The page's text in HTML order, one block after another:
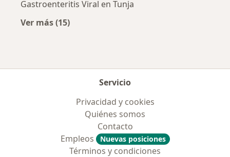
Gastroenteritis Viral en Tunja
Ver más (15)
Servicio
Privacidad y cookies
Quiénes somos
Contacto
Empleos
Nuevas posiciones
Términos y condiciones